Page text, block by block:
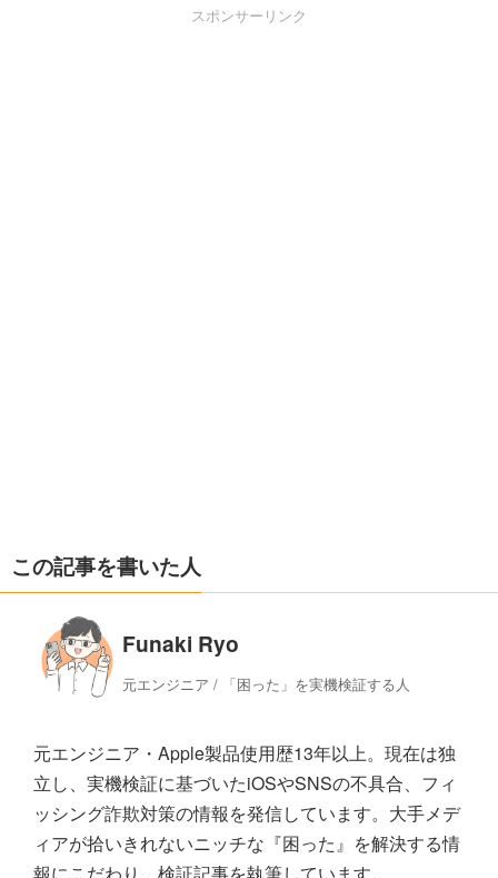
スポンサーリンク
この記事を書いた人
Funaki Ryo
元エンジニア / 「困った」を実機検証する人
元エンジニア・Apple製品使用歴13年以上。現在は独
立し、実機検証に基づいたiOSやSNSの不具合、フィ
ッシング詐欺対策の情報を発信しています。大手メデ
ィアが拾いきれないニッチな『困った』を解決する情